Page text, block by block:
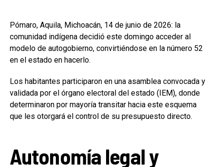
Pómaro, Aquila, Michoacán, 14 de junio de 2026: la
comunidad indígena decidió este domingo acceder al
modelo de autogobierno, convirtiéndose en la número 52
en el estado en hacerlo.
Los habitantes participaron en una asamblea convocada y
validada por el órgano electoral del estado (IEM), donde
determinaron por mayoría transitar hacia este esquema
que les otorgará el control de su presupuesto directo.
Autonomía legal y